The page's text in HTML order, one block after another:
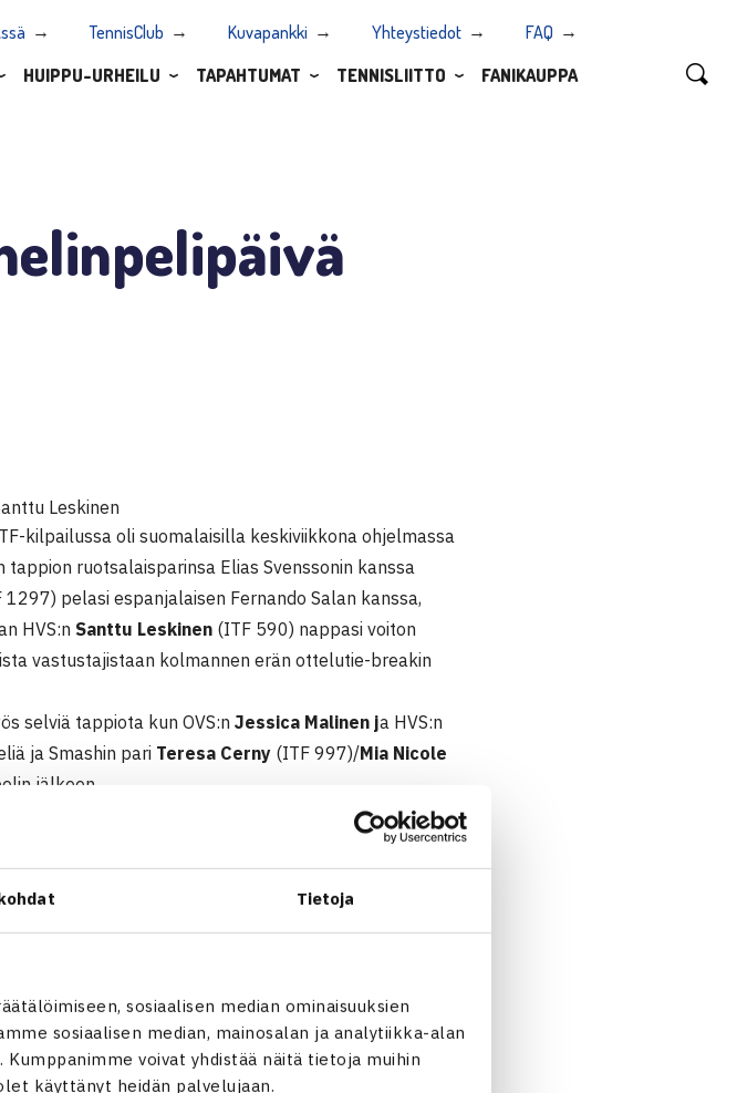
Tietoja
sosiaalisen median ominaisuuksien
sosiaalisen median, mainosalan ja analytiikka-alan
voivat yhdistää näitä tietoja muihin
käyttänyt heidän palvelujaan.
TennisClub Kuvapankki Yhteystiedot
FAQ
HUIPPU-URHEILU TAPAHTUMAT TENNISLIITTO FANIKAUPPA
Leskinen
kilpailussa oli suomalaisilla keskiviikkona ohjelmassa
tappion ruotsalaisparinsa Elias Svenssonin kanssa
1297) pelasi espanjalaisen Fernando Salan kanssa,
HVS:n Santtu Leskinen (ITF 590) nappasi voiton
vastustajistaan kolmannen erän ottelutie-breakin
selviä tappiota kun OVS:n Jessica Malinen ja HVS:n
ja Smashin pari Teresa Cerny (ITF 997)/Mia Nicole
jälkeen.
sijoitetun ruotsalaisen Amar Hromicin (ITF 281)
Tanskan Cecilie Lundgaard Melstedistä (ITF 249).
torstain illan viimeisenä otteluna. (RL)
Ruotsi – Leo Haapasalo/Elias Svensson Ruotsi 60 60
Fernando Sala Espanja 61 60 Santtu